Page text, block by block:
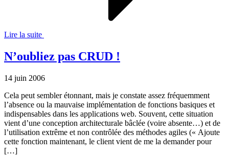
Lire la suite
N’oubliez pas CRUD !
14 juin 2006
Cela peut sembler étonnant, mais je constate assez fréquemment
l’absence ou la mauvaise implémentation de fonctions basiques et
indispensables dans les applications web. Souvent, cette situation
vient d’une conception architecturale bâclée (voire absente…) et de
l’utilisation extrême et non contrôlée des méthodes agiles (« Ajoute
cette fonction maintenant, le client vient de me la demander pour
[…]